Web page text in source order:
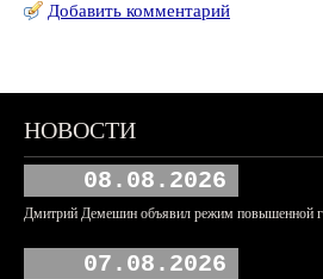
Добавить комментарий
НОВОСТИ
08.08.2026
Дмитрий Демешин объявил режим повышенной
07.08.2026